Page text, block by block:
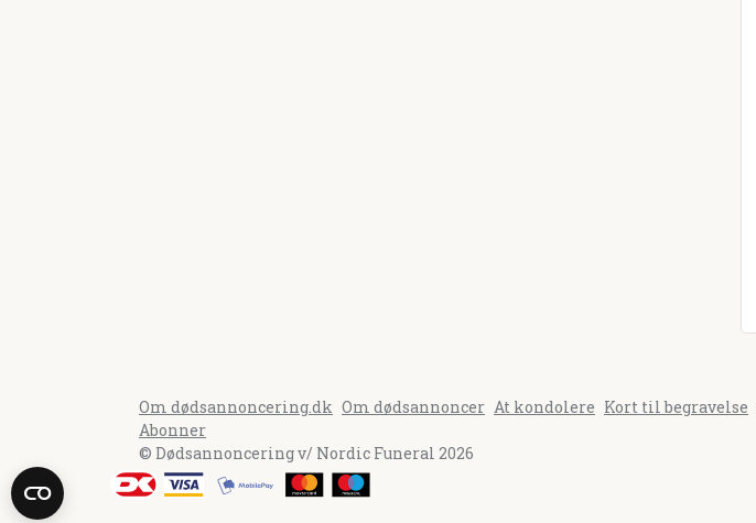
Om dødsannoncering.dk Om dødsannoncer At kondolere Kort til begravelse
Abonner
© Dødsannoncering v/ Nordic Funeral 2026